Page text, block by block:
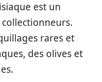
est un
rares et
des olives et